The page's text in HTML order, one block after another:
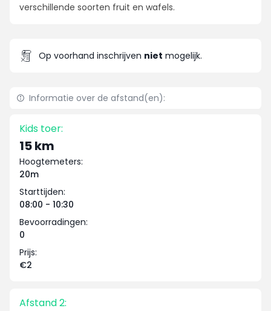
verschillende soorten fruit en wafels.
Op voorhand inschrijven niet mogelijk.
Informatie over de afstand(en):
Kids toer:
15 km
Hoogtemeters:
20m
Starttijden:
08:00 - 10:30
Bevoorradingen:
0
Prijs:
€2
Afstand 2: